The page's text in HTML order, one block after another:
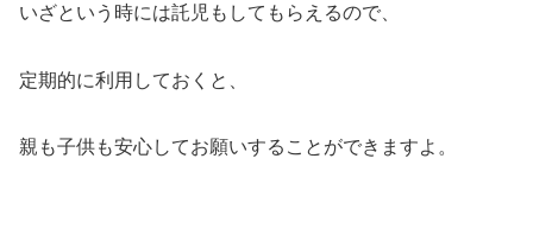
いざという時には託児もしてもらえるので、
定期的に利用しておくと、
親も子供も安心してお願いすることができますよ。